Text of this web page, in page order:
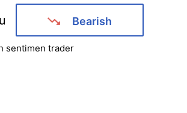
Bearish
sentimen trader